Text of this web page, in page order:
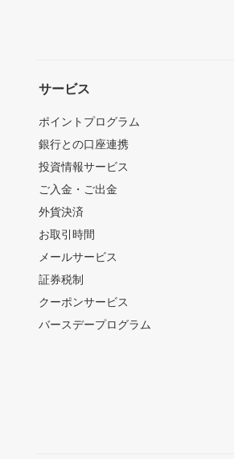
サービス
ポイントプログラム
銀行との口座連携
投資情報サービス
ご入金・ご出金
外貨決済
お取引時間
メールサービス
証券税制
クーポンサービス
バースデープログラム